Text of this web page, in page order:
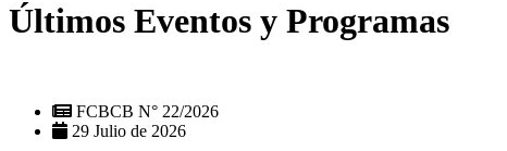
Últimos Eventos y Programas
FCBCB N° 22/2026
29 Julio de 2026